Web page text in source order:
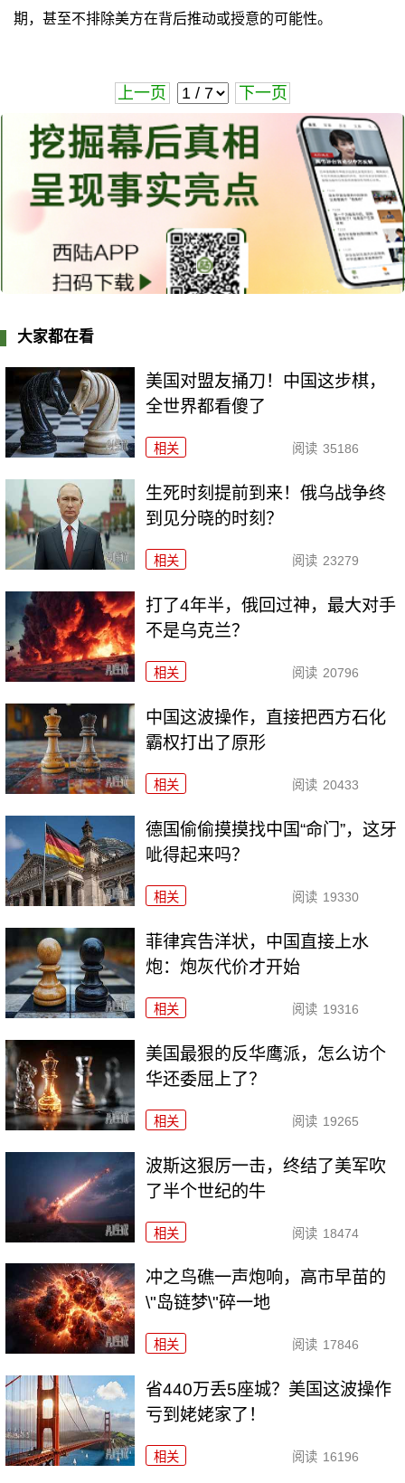
期，甚至不排除美方在背后推动或授意的可能性。
上一页 下一页
大家都在看
美国对盟友捅刀！中国这步棋，
全世界都看傻了
相关 阅读 35186
生死时刻提前到来！俄乌战争终
到见分晓的时刻？
相关 阅读 23279
打了4年半，俄回过神，最大对手
不是乌克兰？
相关 阅读 20796
中国这波操作，直接把西方石化
霸权打出了原形
相关 阅读 20433
德国偷偷摸摸找中国“命门”，这牙
呲得起来吗？
相关 阅读 19330
菲律宾告洋状，中国直接上水
炮：炮灰代价才开始
相关 阅读 19316
美国最狠的反华鹰派，怎么访个
华还委屈上了？
相关 阅读 19265
波斯这狠厉一击，终结了美军吹
了半个世纪的牛
相关 阅读 18474
冲之鸟礁一声炮响，高市早苗的
\"岛链梦\"碎一地
相关 阅读 17846
省440万丢5座城？美国这波操作
亏到姥姥家了！
相关 阅读 16196